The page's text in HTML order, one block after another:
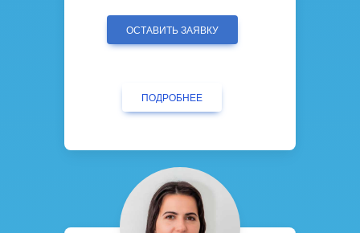
ОСТАВИТЬ ЗАЯВКУ
ПОДРОБНЕЕ